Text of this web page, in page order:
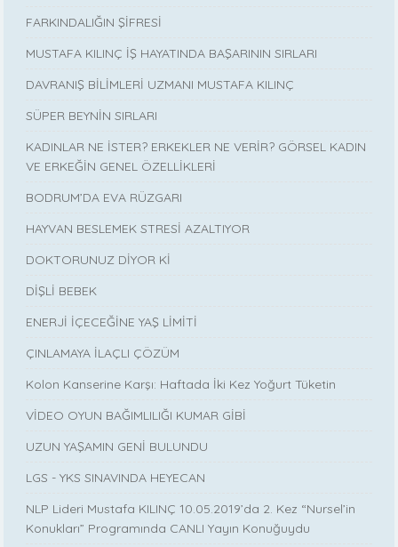
FARKINDALIĞIN ŞİFRESİ
MUSTAFA KILINÇ İŞ HAYATINDA BAŞARININ SIRLARI
DAVRANIŞ BİLİMLERİ UZMANI MUSTAFA KILINÇ
SÜPER BEYNİN SIRLARI
KADINLAR NE İSTER? ERKEKLER NE VERİR? GÖRSEL KADIN
VE ERKEĞİN GENEL ÖZELLİKLERİ
BODRUM’DA EVA RÜZGARI
HAYVAN BESLEMEK STRESİ AZALTIYOR
DOKTORUNUZ DİYOR Kİ
DİŞLİ BEBEK
ENERJİ İÇECEĞİNE YAŞ LİMİTİ
ÇINLAMAYA İLAÇLI ÇÖZÜM
Kolon Kanserine Karşı: Haftada İki Kez Yoğurt Tüketin
VİDEO OYUN BAĞIMLILIĞI KUMAR GİBİ
UZUN YAŞAMIN GENİ BULUNDU
LGS - YKS SINAVINDA HEYECAN
NLP Lideri Mustafa KILINÇ 10.05.2019’da 2. Kez “Nursel’in
Konukları” Programında CANLI Yayın Konuğuydu